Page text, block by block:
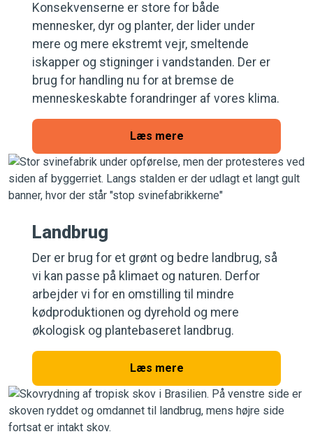
Konsekvenserne er store for både
mennesker, dyr og planter, der lider under
mere og mere ekstremt vejr, smeltende
iskapper og stigninger i vandstanden. Der er
brug for handling nu for at bremse de
menneskeskabte forandringer af vores klima.
Læs mere
Landbrug
Der er brug for et grønt og bedre landbrug, så
vi kan passe på klimaet og naturen. Derfor
arbejder vi for en omstilling til mindre
kødproduktionen og dyrehold og mere
økologisk og plantebaseret landbrug.
Læs mere